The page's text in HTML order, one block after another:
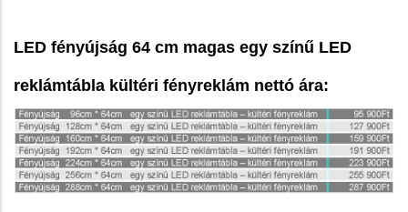
LED fényújság 64 cm magas egy színű LED
reklámtábla kültéri fényreklám nettó ára: